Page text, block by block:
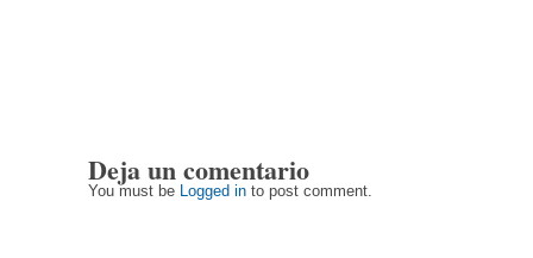
Deja un comentario
You must be Logged in to post comment.